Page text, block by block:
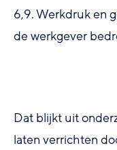
6,9. Werkdruk en
de werkgever
Dat blijkt uit
laten verrichten